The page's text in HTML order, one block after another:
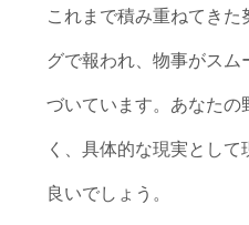
これまで積み重ねてき
グで報われ、物事がス
づいています。あなた
く、具体的な現実とし
良いでしょう。